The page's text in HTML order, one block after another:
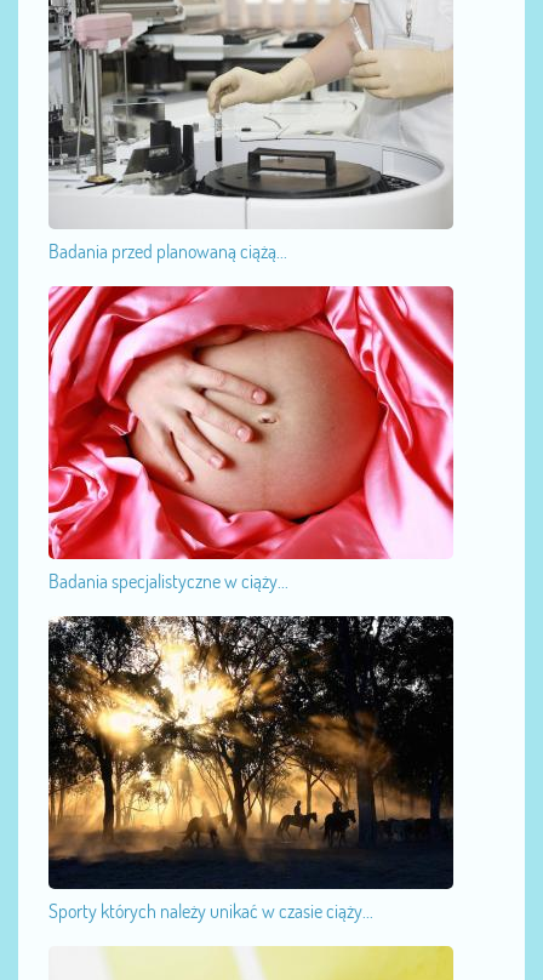
Badania przed planowaną ciążą...
Badania specjalistyczne w ciąży...
Sporty których należy unikać w czasie ciąży...